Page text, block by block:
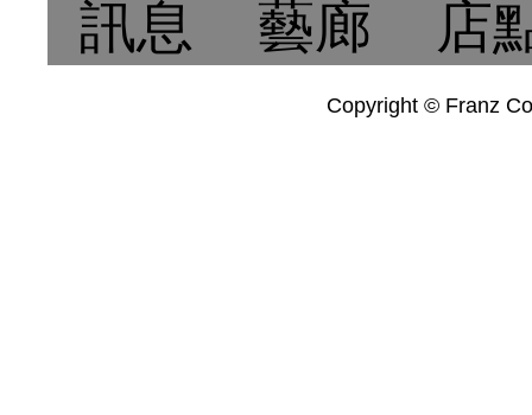
訊息 藝廊 店
Copyright © Franz